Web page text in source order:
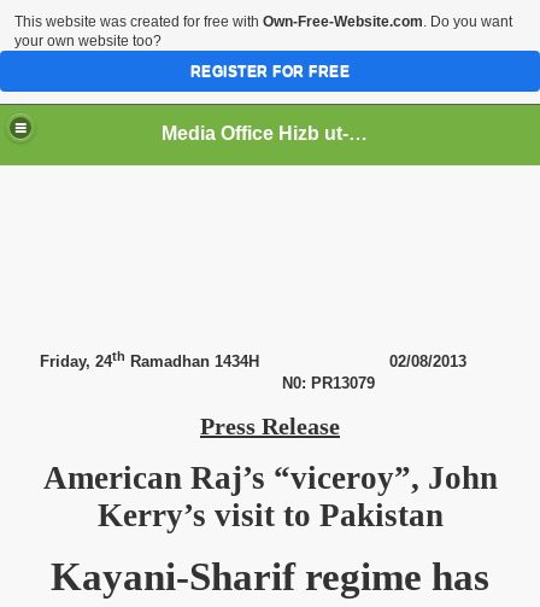
Media Office Hizb ut-Tahrir Pakistan
Friday, 24th Ramadhan 1434H 02/08/2013
N0: PR13079
Press Release
American Raj’s “viceroy”, John
Kerry’s visit to Pakistan
Kayani-Sharif regime has
This website was created for free with Own-Free-Website.com. Do you want
your own website too?
REGISTER FOR FREE